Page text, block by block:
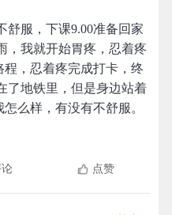
舒服，下课9.00准备回家
，我就开始胃疼，忍着疼
程，忍着疼完成打卡，终
了地铁里，但是身边站着
么样，有没有不舒服。
点赞